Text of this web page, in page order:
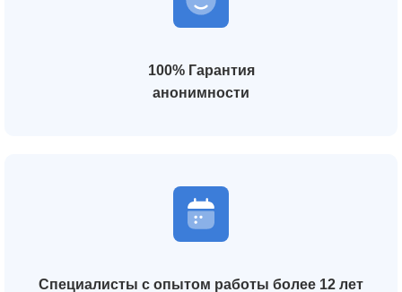
100% Гарантия
анонимности
Специалисты с опытом работы более 12 лет